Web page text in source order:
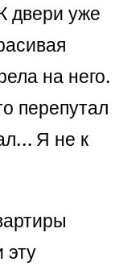
двери уже
на него.
перепутал
Я не к
эту